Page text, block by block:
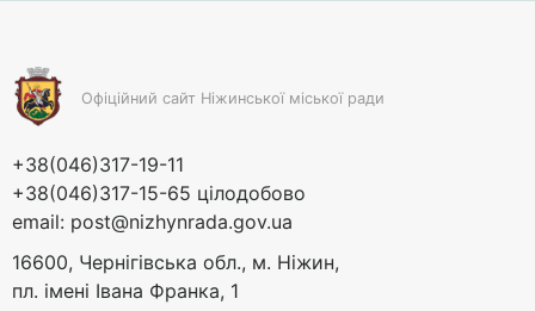
Офіційний сайт Ніжинської міської ради
+38(046)317-19-11
+38(046)317-15-65 цілодобово
email: post@nizhynrada.gov.ua
16600, Чернігівська обл., м. Ніжин,
пл. імені Івана Франка, 1